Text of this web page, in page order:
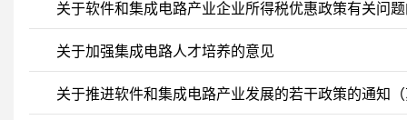
关于软件和集成电路产业企业所得税优惠政策有关问
关于加强集成电路人才培养的意见
关于推进软件和集成电路产业发展的若干政策的通知